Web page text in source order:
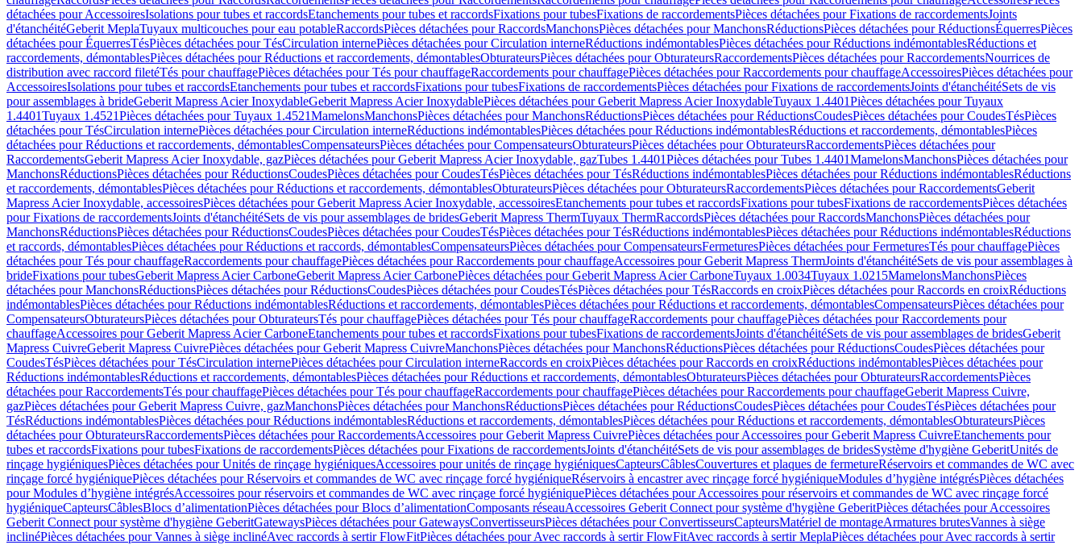
détachées pour AccessoiresIsolations pour tubes et raccordsEtanchements pour tubes et raccordsFixations pour tubesFixations de raccordementsPièces détachées pour Fixations de raccordementsJoints
d'étanchéitéGeberit MeplaTuyaux multicouches pour eau potableRaccordsPièces détachées pour RaccordsManchonsPièces détachées pour ManchonsRéductionsPièces détachées pour RéductionsÉquerresPièces
détachées pour ÉquerresTésPièces détachées pour TésCirculation internePièces détachées pour Circulation interneRéductions indémontablesPièces détachées pour Réductions indémontablesRéductions et
raccordements, démontablesPièces détachées pour Réductions et raccordements, démontablesObturateursPièces détachées pour ObturateursRaccordementsPièces détachées pour RaccordementsNourrices de
distribution avec raccord filetéTés pour chauffagePièces détachées pour Tés pour chauffageRaccordements pour chauffagePièces détachées pour Raccordements pour chauffageAccessoiresPièces détachées pour
AccessoiresIsolations pour tubes et raccordsEtanchements pour tubes et raccordsFixations pour tubesFixations de raccordementsPièces détachées pour Fixations de raccordementsJoints d'étanchéitéSets de vis
pour assemblages à brideGeberit Mapress Acier InoxydableGeberit Mapress Acier InoxydablePièces détachées pour Geberit Mapress Acier InoxydableTuyaux 1.4401Pièces détachées pour Tuyaux
1.4401Tuyaux 1.4521Pièces détachées pour Tuyaux 1.4521MamelonsManchonsPièces détachées pour ManchonsRéductionsPièces détachées pour RéductionsCoudesPièces détachées pour CoudesTésPièces
détachées pour TésCirculation internePièces détachées pour Circulation interneRéductions indémontablesPièces détachées pour Réductions indémontablesRéductions et raccordements, démontablesPièces
détachées pour Réductions et raccordements, démontablesCompensateursPièces détachées pour CompensateursObturateursPièces détachées pour ObturateursRaccordementsPièces détachées pour
RaccordementsGeberit Mapress Acier Inoxydable, gazPièces détachées pour Geberit Mapress Acier Inoxydable, gazTubes 1.4401Pièces détachées pour Tubes 1.4401MamelonsManchonsPièces détachées pour
ManchonsRéductionsPièces détachées pour RéductionsCoudesPièces détachées pour CoudesTésPièces détachées pour TésRéductions indémontablesPièces détachées pour Réductions indémontablesRéductions
et raccordements, démontablesPièces détachées pour Réductions et raccordements, démontablesObturateursPièces détachées pour ObturateursRaccordementsPièces détachées pour RaccordementsGeberit
Mapress Acier Inoxydable, accessoiresPièces détachées pour Geberit Mapress Acier Inoxydable, accessoiresEtanchements pour tubes et raccordsFixations pour tubesFixations de raccordementsPièces détachées
pour Fixations de raccordementsJoints d'étanchéitéSets de vis pour assemblages de bridesGeberit Mapress ThermTuyaux ThermRaccordsPièces détachées pour RaccordsManchonsPièces détachées pour
ManchonsRéductionsPièces détachées pour RéductionsCoudesPièces détachées pour CoudesTésPièces détachées pour TésRéductions indémontablesPièces détachées pour Réductions indémontablesRéductions
et raccords, démontablesPièces détachées pour Réductions et raccords, démontablesCompensateursPièces détachées pour CompensateursFermeturesPièces détachées pour FermeturesTés pour chauffagePièces
détachées pour Tés pour chauffageRaccordements pour chauffagePièces détachées pour Raccordements pour chauffageAccessoires pour Geberit Mapress ThermJoints d'étanchéitéSets de vis pour assemblages à
brideFixations pour tubesGeberit Mapress Acier CarboneGeberit Mapress Acier CarbonePièces détachées pour Geberit Mapress Acier CarboneTuyaux 1.0034Tuyaux 1.0215MamelonsManchonsPièces
détachées pour ManchonsRéductionsPièces détachées pour RéductionsCoudesPièces détachées pour CoudesTésPièces détachées pour TésRaccords en croixPièces détachées pour Raccords en croixRéductions
indémontablesPièces détachées pour Réductions indémontablesRéductions et raccordements, démontablesPièces détachées pour Réductions et raccordements, démontablesCompensateursPièces détachées pour
CompensateursObturateursPièces détachées pour ObturateursTés pour chauffagePièces détachées pour Tés pour chauffageRaccordements pour chauffagePièces détachées pour Raccordements pour
chauffageAccessoires pour Geberit Mapress Acier CarboneEtanchements pour tubes et raccordsFixations pour tubesFixations de raccordementsJoints d'étanchéitéSets de vis pour assemblages de bridesGeberit
Mapress CuivreGeberit Mapress CuivrePièces détachées pour Geberit Mapress CuivreManchonsPièces détachées pour ManchonsRéductionsPièces détachées pour RéductionsCoudesPièces détachées pour
CoudesTésPièces détachées pour TésCirculation internePièces détachées pour Circulation interneRaccords en croixPièces détachées pour Raccords en croixRéductions indémontablesPièces détachées pour
Réductions indémontablesRéductions et raccordements, démontablesPièces détachées pour Réductions et raccordements, démontablesObturateursPièces détachées pour ObturateursRaccordementsPièces
détachées pour RaccordementsTés pour chauffagePièces détachées pour Tés pour chauffageRaccordements pour chauffagePièces détachées pour Raccordements pour chauffageGeberit Mapress Cuivre,
gazPièces détachées pour Geberit Mapress Cuivre, gazManchonsPièces détachées pour ManchonsRéductionsPièces détachées pour RéductionsCoudesPièces détachées pour CoudesTésPièces détachées pour
TésRéductions indémontablesPièces détachées pour Réductions indémontablesRéductions et raccordements, démontablesPièces détachées pour Réductions et raccordements, démontablesObturateursPièces
détachées pour ObturateursRaccordementsPièces détachées pour RaccordementsAccessoires pour Geberit Mapress CuivrePièces détachées pour Accessoires pour Geberit Mapress CuivreEtanchements pour
tubes et raccordsFixations pour tubesFixations de raccordementsPièces détachées pour Fixations de raccordementsJoints d'étanchéitéSets de vis pour assemblages de bridesSystème d'hygiène GeberitUnités de
rinçage hygiéniquesPièces détachées pour Unités de rinçage hygiéniquesAccessoires pour unités de rinçage hygiéniquesCapteursCâblesCouvertures et plaques de fermetureRéservoirs et commandes de WC avec
rinçage forcé hygiéniquePièces détachées pour Réservoirs et commandes de WC avec rinçage forcé hygiéniqueRéservoirs à encastrer avec rinçage forcé hygiéniqueModules d’hygiène intégrésPièces détachées
pour Modules d’hygiène intégrésAccessoires pour réservoirs et commandes de WC avec rinçage forcé hygiéniquePièces détachées pour Accessoires pour réservoirs et commandes de WC avec rinçage forcé
hygiéniqueCapteursCâblesBlocs d’alimentationPièces détachées pour Blocs d’alimentationComposants réseauAccessoires Geberit Connect pour système d'hygiène GeberitPièces détachées pour Accessoires
Geberit Connect pour système d'hygiène GeberitGatewaysPièces détachées pour GatewaysConvertisseursPièces détachées pour ConvertisseursCapteursMatériel de montageArmatures brutesVannes à siège
inclinéPièces détachées pour Vannes à siège inclinéAvec raccords à sertir FlowFitPièces détachées pour Avec raccords à sertir FlowFitAvec raccords à sertir MeplaPièces détachées pour Avec raccords à sertir